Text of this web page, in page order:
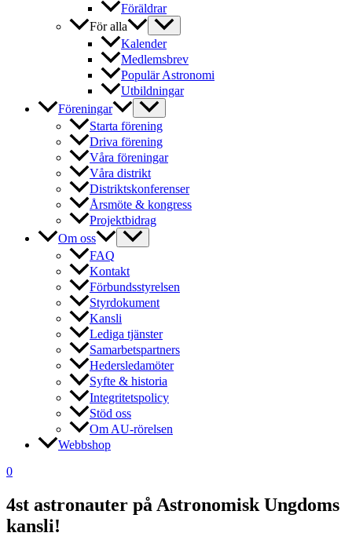
Föräldrar
För alla
Kalender
Medlemsbrev
Populär Astronomi
Utbildningar
Föreningar
Starta förening
Driva förening
Våra föreningar
Våra distrikt
Distriktskonferenser
Årsmöte & kongress
Projektbidrag
Om oss
FAQ
Kontakt
Förbundsstyrelsen
Styrdokument
Kansli
Lediga tjänster
Samarbetspartners
Hedersledamöter
Syfte & historia
Integritetspolicy
Stöd oss
Om AU-rörelsen
Webbshop
0
4st astronauter på Astronomisk Ungdoms
kansli!